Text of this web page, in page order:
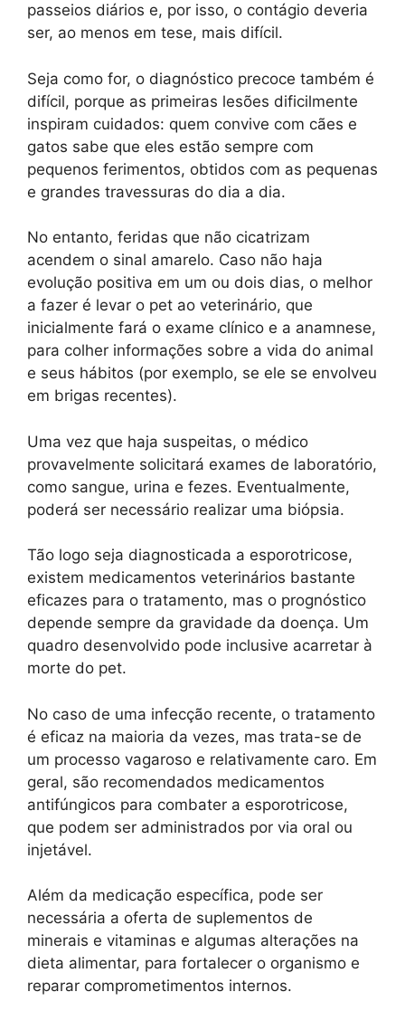
passeios diários e, por isso, o contágio deveria
ser, ao menos em tese, mais difícil.
Seja como for, o diagnóstico precoce também é
difícil, porque as primeiras lesões dificilmente
inspiram cuidados: quem convive com cães e
gatos sabe que eles estão sempre com
pequenos ferimentos, obtidos com as pequenas
e grandes travessuras do dia a dia.
No entanto, feridas que não cicatrizam
acendem o sinal amarelo. Caso não haja
evolução positiva em um ou dois dias, o melhor
a fazer é levar o pet ao veterinário, que
inicialmente fará o exame clínico e a anamnese,
para colher informações sobre a vida do animal
e seus hábitos (por exemplo, se ele se envolveu
em brigas recentes).
Uma vez que haja suspeitas, o médico
provavelmente solicitará exames de laboratório,
como sangue, urina e fezes. Eventualmente,
poderá ser necessário realizar uma biópsia.
Tão logo seja diagnosticada a esporotricose,
existem medicamentos veterinários bastante
eficazes para o tratamento, mas o prognóstico
depende sempre da gravidade da doença. Um
quadro desenvolvido pode inclusive acarretar à
morte do pet.
No caso de uma infecção recente, o tratamento
é eficaz na maioria da vezes, mas trata-se de
um processo vagaroso e relativamente caro. Em
geral, são recomendados medicamentos
antifúngicos para combater a esporotricose,
que podem ser administrados por via oral ou
injetável.
Além da medicação específica, pode ser
necessária a oferta de suplementos de
minerais e vitaminas e algumas alterações na
dieta alimentar, para fortalecer o organismo e
reparar comprometimentos internos.